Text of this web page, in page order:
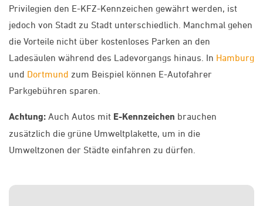
Privilegien den E-KFZ-Kennzeichen gewährt werden, ist
jedoch von Stadt zu Stadt unterschiedlich. Manchmal gehen
die Vorteile nicht über kostenloses Parken an den
Ladesäulen während des Ladevorgangs hinaus. In Hamburg
und Dortmund zum Beispiel können E-Autofahrer
Parkgebühren sparen.
Achtung: Auch Autos mit E-Kennzeichen brauchen
zusätzlich die grüne Umweltplakette, um in die
Umweltzonen der Städte einfahren zu dürfen.